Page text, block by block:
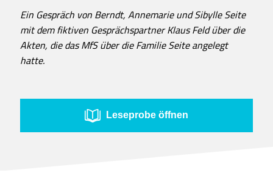
Ein Gespräch von Berndt, Annemarie und Sibylle Seite
mit dem fiktiven Gesprächspartner Klaus Feld über die
Akten, die das MfS über die Familie Seite angelegt
hatte.
Leseprobe öffnen